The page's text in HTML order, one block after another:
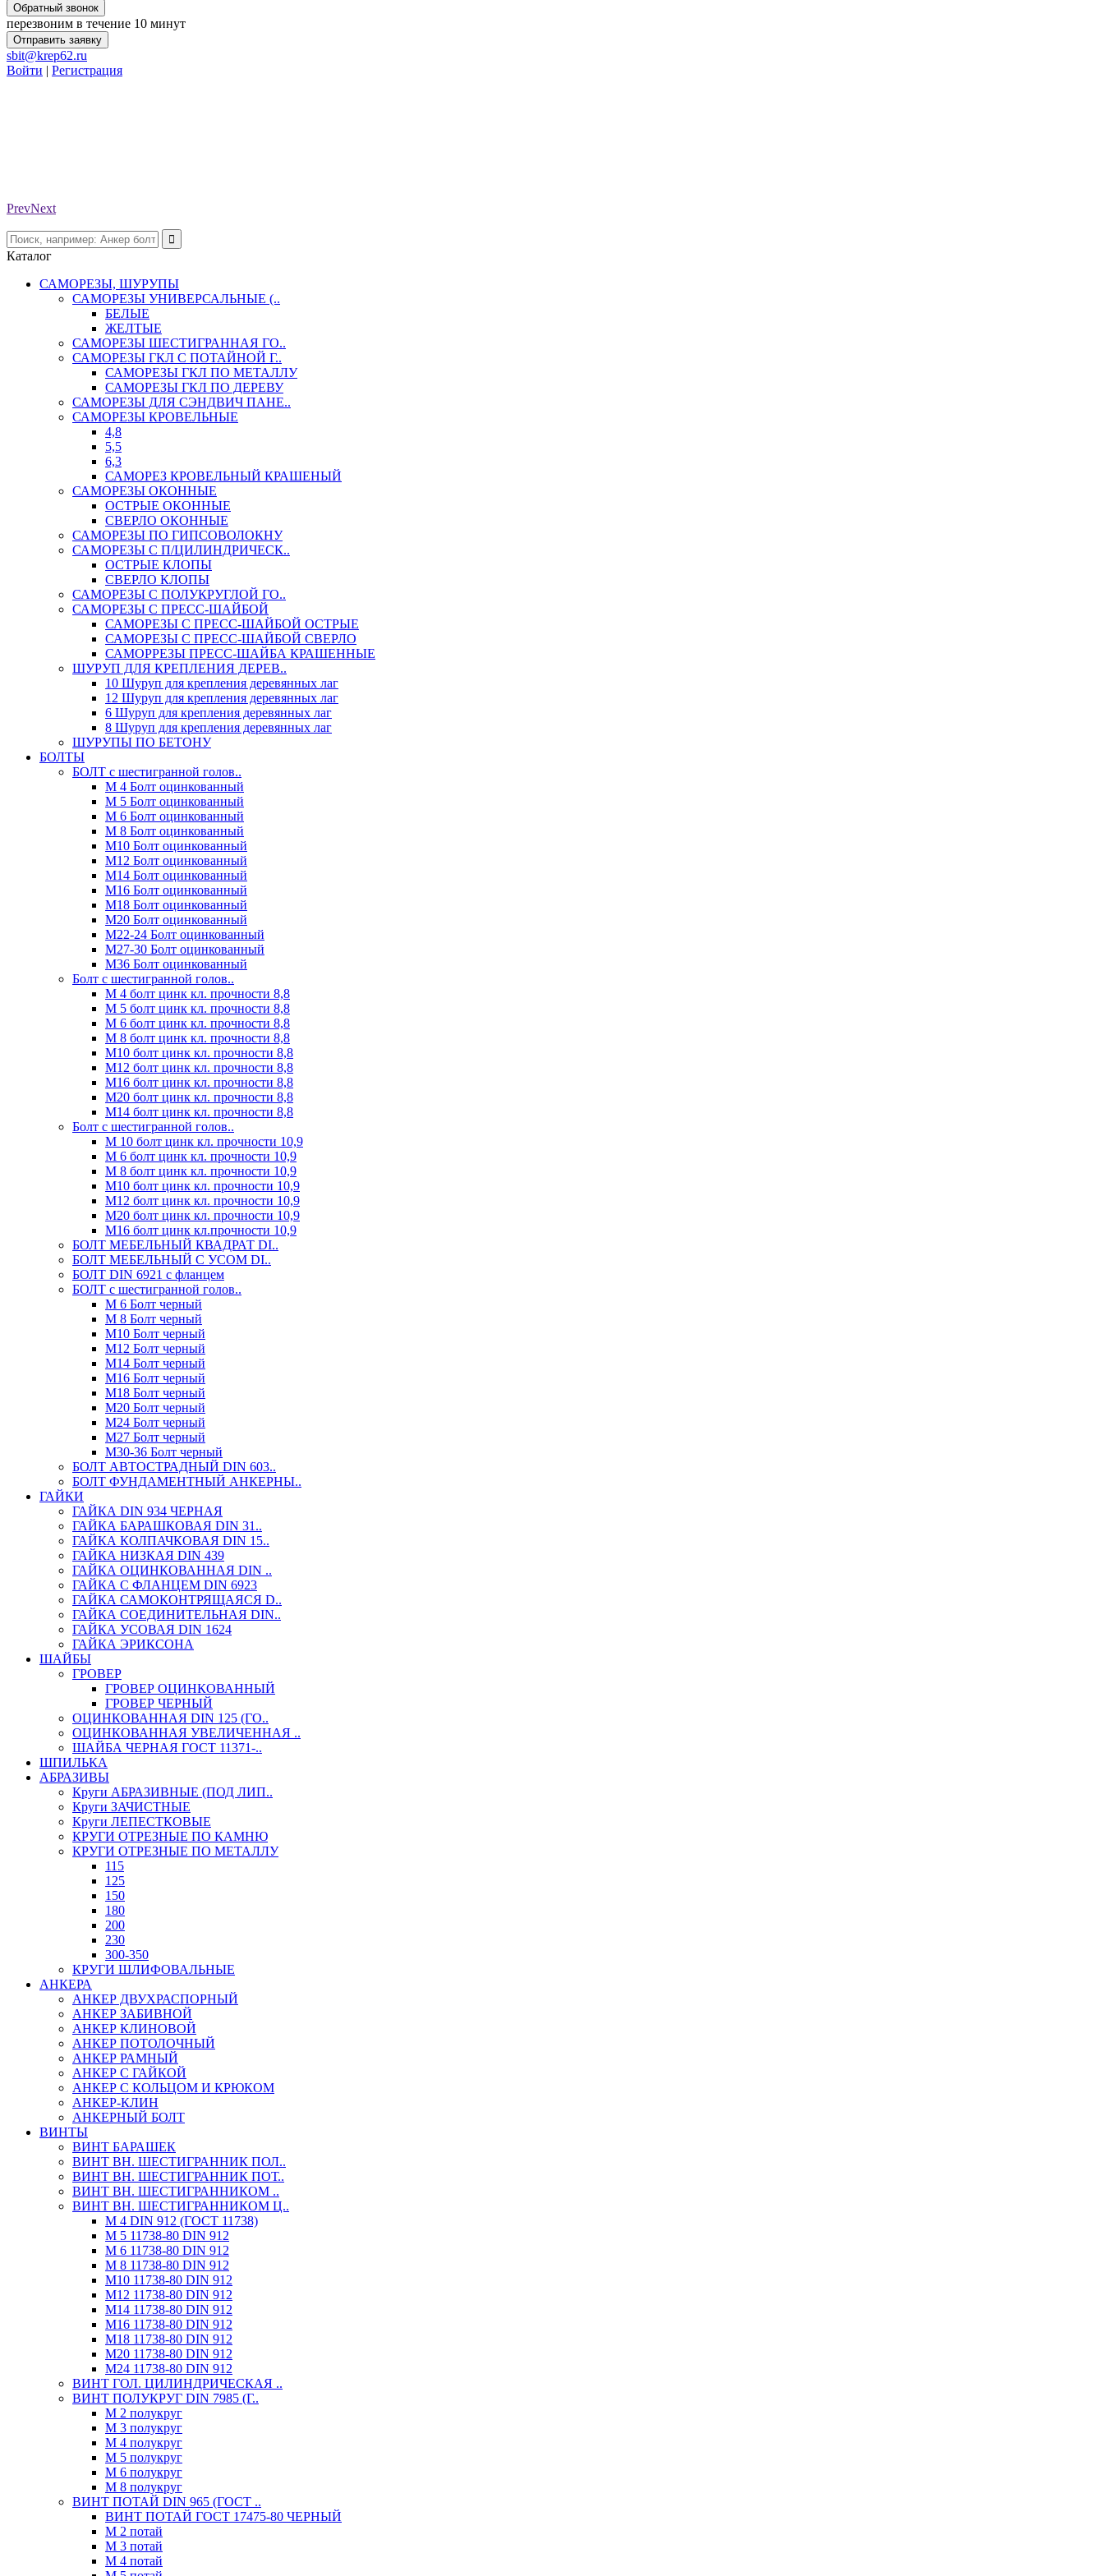
Обратный звонок
перезвоним в течение 10 минут
Отправить заявку
sbit@krep62.ru
Войти | Регистрация
PrevNext
Каталог
САМОРЕЗЫ, ШУРУПЫ
САМОРЕЗЫ УНИВЕРСАЛЬНЫЕ (..
БЕЛЫЕ
ЖЕЛТЫЕ
САМОРЕЗЫ ШЕСТИГРАННАЯ ГО..
САМОРЕЗЫ ГКЛ С ПОТАЙНОЙ Г..
САМОРЕЗЫ ГКЛ ПО МЕТАЛЛУ
САМОРЕЗЫ ГКЛ ПО ДЕРЕВУ
САМОРЕЗЫ ДЛЯ СЭНДВИЧ ПАНЕ..
САМОРЕЗЫ КРОВЕЛЬНЫЕ
4,8
5,5
6,3
САМОРЕЗ КРОВЕЛЬНЫЙ КРАШЕНЫЙ
САМОРЕЗЫ ОКОННЫЕ
ОСТРЫЕ ОКОННЫЕ
СВЕРЛО ОКОННЫЕ
САМОРЕЗЫ ПО ГИПСОВОЛОКНУ
САМОРЕЗЫ С П/ЦИЛИНДРИЧЕСК..
ОСТРЫЕ КЛОПЫ
СВЕРЛО КЛОПЫ
САМОРЕЗЫ С ПОЛУКРУГЛОЙ ГО..
САМОРЕЗЫ С ПРЕСС-ШАЙБОЙ
САМОРЕЗЫ С ПРЕСС-ШАЙБОЙ ОСТРЫЕ
САМОРЕЗЫ С ПРЕСС-ШАЙБОЙ СВЕРЛО
САМОРРЕЗЫ ПРЕСС-ШАЙБА КРАШЕННЫЕ
ШУРУП ДЛЯ КРЕПЛЕНИЯ ДЕРЕВ..
10 Шуруп для крепления деревянных лаг
12 Шуруп для крепления деревянных лаг
6 Шуруп для крепления деревянных лаг
8 Шуруп для крепления деревянных лаг
ШУРУПЫ ПО БЕТОНУ
БОЛТЫ
БОЛТ с шестигранной голов..
М 4 Болт оцинкованный
М 5 Болт оцинкованный
М 6 Болт оцинкованный
М 8 Болт оцинкованный
М10 Болт оцинкованный
М12 Болт оцинкованный
М14 Болт оцинкованный
М16 Болт оцинкованный
М18 Болт оцинкованный
М20 Болт оцинкованный
М22-24 Болт оцинкованный
М27-30 Болт оцинкованный
М36 Болт оцинкованный
Болт с шестигранной голов..
М 4 болт цинк кл. прочности 8,8
М 5 болт цинк кл. прочности 8,8
М 6 болт цинк кл. прочности 8,8
М 8 болт цинк кл. прочности 8,8
М10 болт цинк кл. прочности 8,8
М12 болт цинк кл. прочности 8,8
М16 болт цинк кл. прочности 8,8
М20 болт цинк кл. прочности 8,8
М14 болт цинк кл. прочности 8,8
Болт с шестигранной голов..
М 10 болт цинк кл. прочности 10,9
М 6 болт цинк кл. прочности 10,9
М 8 болт цинк кл. прочности 10,9
М10 болт цинк кл. прочности 10,9
М12 болт цинк кл. прочности 10,9
М20 болт цинк кл. прочности 10,9
М16 болт цинк кл.прочности 10,9
БОЛТ МЕБЕЛЬНЫЙ КВАДРАТ DI..
БОЛТ МЕБЕЛЬНЫЙ С УСОМ DI..
БОЛТ DIN 6921 c фланцем
БОЛТ с шестигранной голов..
М 6 Болт черный
М 8 Болт черный
М10 Болт черный
М12 Болт черный
М14 Болт черный
М16 Болт черный
М18 Болт черный
М20 Болт черный
М24 Болт черный
М27 Болт черный
М30-36 Болт черный
БОЛТ АВТОСТРАДНЫЙ DIN 603..
БОЛТ ФУНДАМЕНТНЫЙ АНКЕРНЫ..
ГАЙКИ
ГАЙКА DIN 934 ЧЕРНАЯ
ГАЙКА БАРАШКОВАЯ DIN 31..
ГАЙКА КОЛПАЧКОВАЯ DIN 15..
ГАЙКА НИЗКАЯ DIN 439
ГАЙКА ОЦИНКОВАННАЯ DIN ..
ГАЙКА С ФЛАНЦЕМ DIN 6923
ГАЙКА САМОКОНТРЯЩАЯСЯ D..
ГАЙКА СОЕДИНИТЕЛЬНАЯ DIN..
ГАЙКА УСОВАЯ DIN 1624
ГАЙКА ЭРИКСОНА
ШАЙБЫ
ГРОВЕР
ГРОВЕР ОЦИНКОВАННЫЙ
ГРОВЕР ЧЕРНЫЙ
ОЦИНКОВАННАЯ DIN 125 (ГО..
ОЦИНКОВАННАЯ УВЕЛИЧЕННАЯ ..
ШАЙБА ЧЕРНАЯ ГОСТ 11371-..
ШПИЛЬКА
АБРАЗИВЫ
Круги АБРАЗИВНЫЕ (ПОД ЛИП..
Круги ЗАЧИСТНЫЕ
Круги ЛЕПЕСТКОВЫЕ
КРУГИ ОТРЕЗНЫЕ ПО КАМНЮ
КРУГИ ОТРЕЗНЫЕ ПО МЕТАЛЛУ
115
125
150
180
200
230
300-350
КРУГИ ШЛИФОВАЛЬНЫЕ
АНКЕРА
АНКЕР ДВУХРАСПОРНЫЙ
АНКЕР ЗАБИВНОЙ
АНКЕР КЛИНОВОЙ
АНКЕР ПОТОЛОЧНЫЙ
АНКЕР РАМНЫЙ
АНКЕР С ГАЙКОЙ
АНКЕР С КОЛЬЦОМ И КРЮКОМ
АНКЕР-КЛИН
АНКЕРНЫЙ БОЛТ
ВИНТЫ
ВИНТ БАРАШЕК
ВИНТ ВН. ШЕСТИГРАННИК ПОЛ..
ВИНТ ВН. ШЕСТИГРАННИК ПОТ..
ВИНТ ВН. ШЕСТИГРАННИКОМ ..
ВИНТ ВН. ШЕСТИГРАННИКОМ Ц..
М 4 DIN 912 (ГОСТ 11738)
М 5 11738-80 DIN 912
М 6 11738-80 DIN 912
М 8 11738-80 DIN 912
М10 11738-80 DIN 912
М12 11738-80 DIN 912
М14 11738-80 DIN 912
М16 11738-80 DIN 912
М18 11738-80 DIN 912
М20 11738-80 DIN 912
М24 11738-80 DIN 912
ВИНТ ГОЛ. ЦИЛИНДРИЧЕСКАЯ ..
ВИНТ ПОЛУКРУГ DIN 7985 (Г..
М 2 полукруг
М 3 полукруг
М 4 полукруг
М 5 полукруг
М 6 полукруг
М 8 полукруг
ВИНТ ПОТАЙ DIN 965 (ГОСТ ..
ВИНТ ПОТАЙ ГОСТ 17475-80 ЧЕРНЫЙ
М 2 потай
М 3 потай
М 4 потай